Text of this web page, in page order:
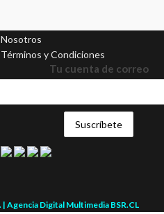
Nosotros
Términos y Condiciones
Tu cuenta de correo
| Agencia Digital Multimedia BSR.CL